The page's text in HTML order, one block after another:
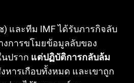
และทีม IMF ได้รับภารกิจลับ
การขโมยข้อมูลลับของ
ปราก แต่ปฏิบัติการกลับล้ม
หารเกือบทั้งหมด และเขาถูก